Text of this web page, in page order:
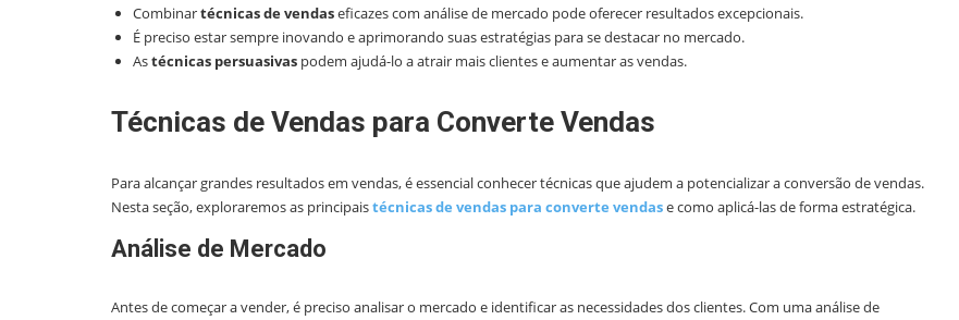
Combinartécnicas de vendaseficazes com análise de mercado pode oferecer resultados excepcionais.
É preciso estar sempre inovando e aprimorando suas estratégias para se destacar no mercado.
Astécnicas persuasivas podem ajudá-lo a atrair mais clientes e aumentar as vendas.
Técnicas de Vendas para Converte Vendas
Para alcançar grandes resultados em vendas, é essencial conhecer técnicas que ajudem a potencializar a conversão de vendas.
Nesta seção, exploraremos as principaistécnicas de vendas para converte vendase como aplicá-las de forma estratégica.
Análise de Mercado
Antes de começar a vender, é preciso analisar o mercado e identificar as necessidades dos clientes. Com uma análise de